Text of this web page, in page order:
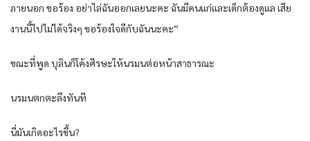
ภายนอก ขอร้อง อย่าไล่ฉันออกเลยนะคะ ฉันมีคนแก่และเด็กต้องดูแล เสีย
งานนี้ไปไม่ได้จริงๆ ขอร้องใจดีกับฉันนะคะ”
ขณะที่พูด บุลินก็โค้งศีรษะให้นรมนต่อหน้าสาธารณะ
นรมนตกตะลึงทันที
นี่มันเกิดอะไรขึ้น?